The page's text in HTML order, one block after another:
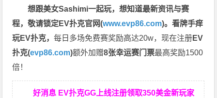
想跟美女Sashimi一起玩，想知道最新资讯与赛
程，敬请锁定EV扑克官网(www.evp86.com)。看牌手痒
玩EV扑克，每日多场免费赛奖励高达20w，现在注册EV
扑克(evp86.com)额外加赠8张幸运赛门票最高奖励1500
倍！
好消息 EV扑克GG上线注册领取350美金新玩家